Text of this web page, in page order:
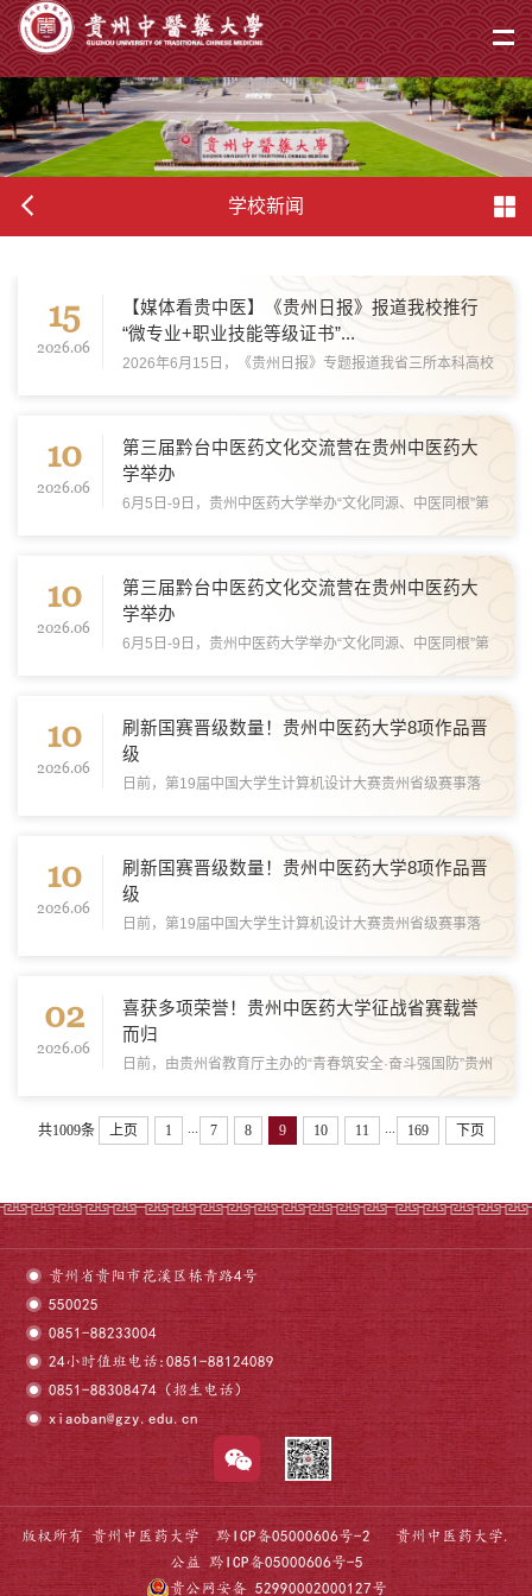
学校新闻
15
2026.06
【媒体看贵中医】《贵州日报》报道我校推行
“微专业+职业技能等级证书”...
2026年6月15日，《贵州日报》专题报道我省三所本科高校
“敲门砖”，右手“硬通货”。其中，聚焦了我校从“开方”到“实
操”，推行的“双证”行动，带给学...
10
2026.06
第三届黔台中医药文化交流营在贵州中医药大
学举办
6月5日-9日，贵州中医药大学举办“文化同源、中医同根”第
行业协会等领域近30名嘉宾安排理论研学、民族非遗、生态
药源、科技探秘四方面内容，充分展示贵州...
10
2026.06
第三届黔台中医药文化交流营在贵州中医药大
学举办
6月5日-9日，贵州中医药大学举办“文化同源、中医同根”第
行业协会等领域近30名嘉宾安排理论研学、民族非遗、生态
药源、科技探秘四方面内容，充分展示贵州...
10
2026.06
刷新国赛晋级数量！贵州中医药大学8项作品晋
级
日前，第19届中国大学生计算机设计大赛贵州省级赛事落
评审，最终荣获16项省级奖项，包含一等奖4项、二等奖2
项、三等奖6项、优秀奖4项。其中，8项作品晋级全...
10
2026.06
刷新国赛晋级数量！贵州中医药大学8项作品晋
级
日前，第19届中国大学生计算机设计大赛贵州省级赛事落
评审，最终荣获16项省级奖项，包含一等奖4项、二等奖2
项、三等奖6项、优秀奖4项。其中，8项作品晋级全...
02
2026.06
喜获多项荣誉！贵州中医药大学征战省赛载誉
而归
日前，由贵州省教育厅主办的“青春筑安全·奋斗强国防”贵州
校上千名优秀学子同台竞技、共展风采。贵州中医药大学学
子凭借扎实的国防素养、过硬的专业能力和...
共1009条 上页 1 ... 7 8 9 10 11 ... 169 下页
贵州省贵阳市花溪区栋青路4号
550025
0851-88233004
24小时值班电话:0851-88124089
0851-88308474（招生电话）
xiaoban@gzy.edu.cn
版权所有 贵州中医药大学 黔ICP备05000606号-2 贵州中医药大学.
公益 黔ICP备05000606号-5
贵公网安备 52990002000127号